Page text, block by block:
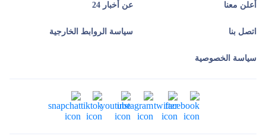
أعلن معنا عن أخبار 24
اتصل بنا سياسة الروابط الخارجية
سياسة الخصوصية